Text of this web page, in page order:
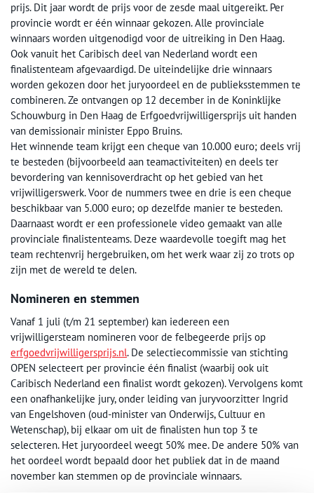
prijs. Dit jaar wordt de prijs voor de zesde maal uitgereikt. Per
provincie wordt er één winnaar gekozen. Alle provinciale
winnaars worden uitgenodigd voor de uitreiking in Den Haag.
Ook vanuit het Caribisch deel van Nederland wordt een
finalistenteam afgevaardigd. De uiteindelijke drie winnaars
worden gekozen door het juryoordeel en de publieksstemmen te
combineren. Ze ontvangen op 12 december in de Koninklijke
Schouwburg in Den Haag de Erfgoedvrijwilligersprijs uit handen
van demissionair minister Eppo Bruins.
Het winnende team krijgt een cheque van 10.000 euro; deels vrij
te besteden (bijvoorbeeld aan teamactiviteiten) en deels ter
bevordering van kennisoverdracht op het gebied van het
vrijwilligerswerk. Voor de nummers twee en drie is een cheque
beschikbaar van 5.000 euro; op dezelfde manier te besteden.
Daarnaast wordt er een professionele video gemaakt van alle
provinciale finalistenteams. Deze waardevolle toegift mag het
team rechtenvrij hergebruiken, om het werk waar zij zo trots op
zijn met de wereld te delen.
Nomineren en stemmen
Vanaf 1 juli (t/m 21 september) kan iedereen een
vrijwilligersteam nomineren voor de felbegeerde prijs op
erfgoedvrijwilligersprijs.nl. De selectiecommissie van stichting
OPEN selecteert per provincie één finalist (waarbij ook uit
Caribisch Nederland een finalist wordt gekozen). Vervolgens komt
een onafhankelijke jury, onder leiding van juryvoorzitter Ingrid
van Engelshoven (oud-minister van Onderwijs, Cultuur en
Wetenschap), bij elkaar om uit de finalisten hun top 3 te
selecteren. Het juryoordeel weegt 50% mee. De andere 50% van
het oordeel wordt bepaald door het publiek dat in de maand
november kan stemmen op de provinciale winnaars.